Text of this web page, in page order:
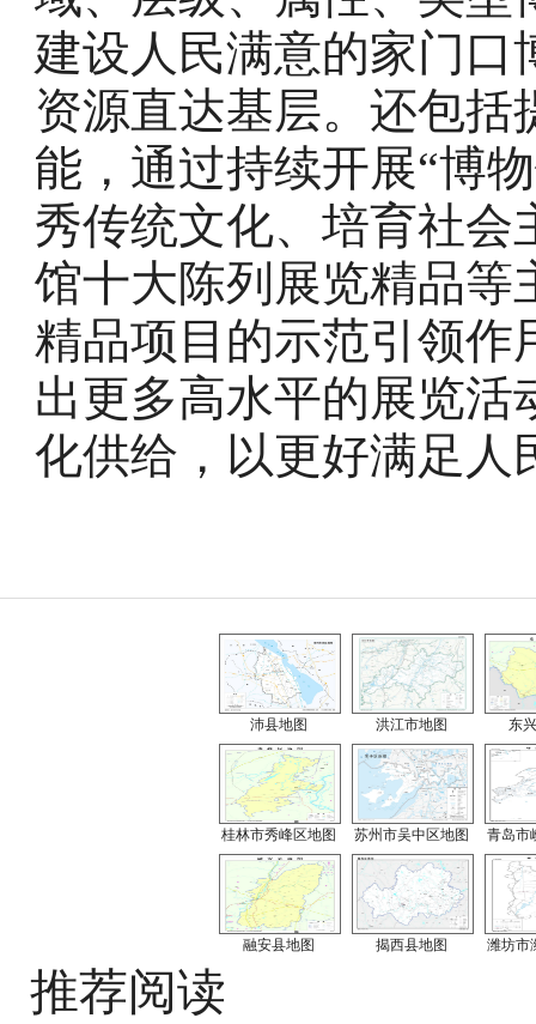
建设人民满意的家门口
资源直达基层。还包
能，通过持续开展“博
秀传统文化、培育社会
馆十大陈列展览精品等
精品项目的示范引领作
出更多高水平的展览
化供给，以更好满足人
沛县地图 洪江市地图 东
桂林市秀峰区地图 苏州市吴中区地图 青岛市
融安县地图 揭西县地图 潍坊市
推荐阅读